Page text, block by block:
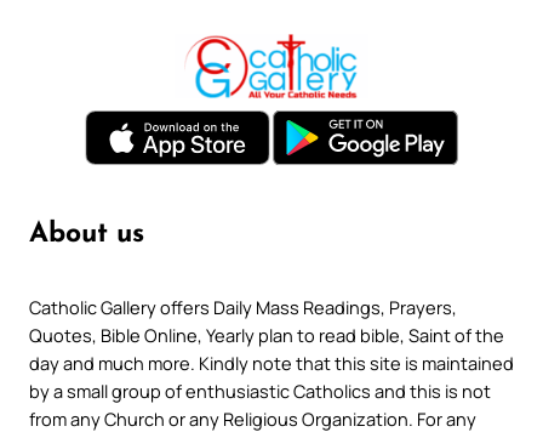
About us
Catholic Gallery offers Daily Mass Readings, Prayers,
Quotes, Bible Online, Yearly plan to read bible, Saint of the
day and much more. Kindly note that this site is maintained
by a small group of enthusiastic Catholics and this is not
from any Church or any Religious Organization. For any